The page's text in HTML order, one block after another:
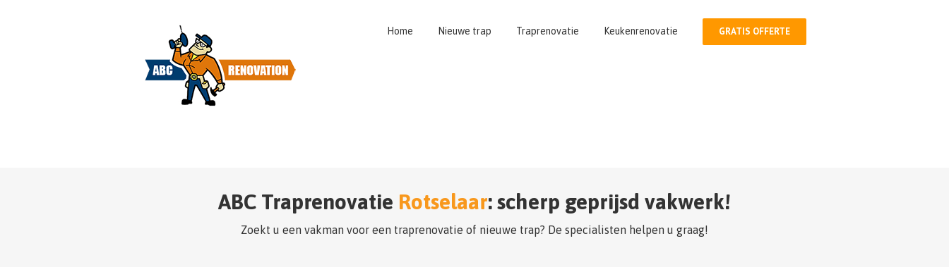
Home Nieuwe trap Traprenovatie Keukenrenovatie GRATIS OFFERTE
ABC Traprenovatie Rotselaar: scherp geprijsd vakwerk!
Zoekt u een vakman voor een traprenovatie of nieuwe trap? De specialisten helpen u graag!